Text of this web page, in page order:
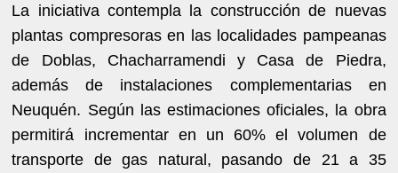
La iniciativa contempla la construcción de nuevas
plantas compresoras en las localidades pampeanas
de Doblas, Chacharramendi y Casa de Piedra,
además de instalaciones complementarias en
Neuquén. Según las estimaciones oficiales, la obra
permitirá incrementar en un 60% el volumen de
transporte de gas natural, pasando de 21 a 35